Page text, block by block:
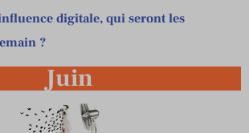
digitale, qui seront les
?
Juin